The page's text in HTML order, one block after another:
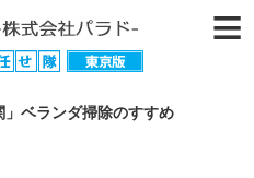
≡
」ベランダ掃除のすすめ